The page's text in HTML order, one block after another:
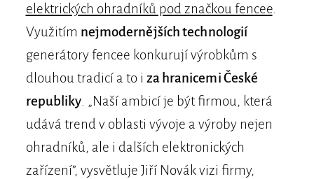
elektrických ohradníků pod značkou fencee.
Využitím nejmodernějších technologií
generátory fencee konkurují výrobkům s
dlouhou tradicí a to i za hranicemi České
republiky. „Naší ambicí je být firmou, která
udává trend v oblasti vývoje a výroby nejen
ohradníků, ale i dalších elektronických
zařízení”, vysvětluje Jiří Novák vizi firmy,